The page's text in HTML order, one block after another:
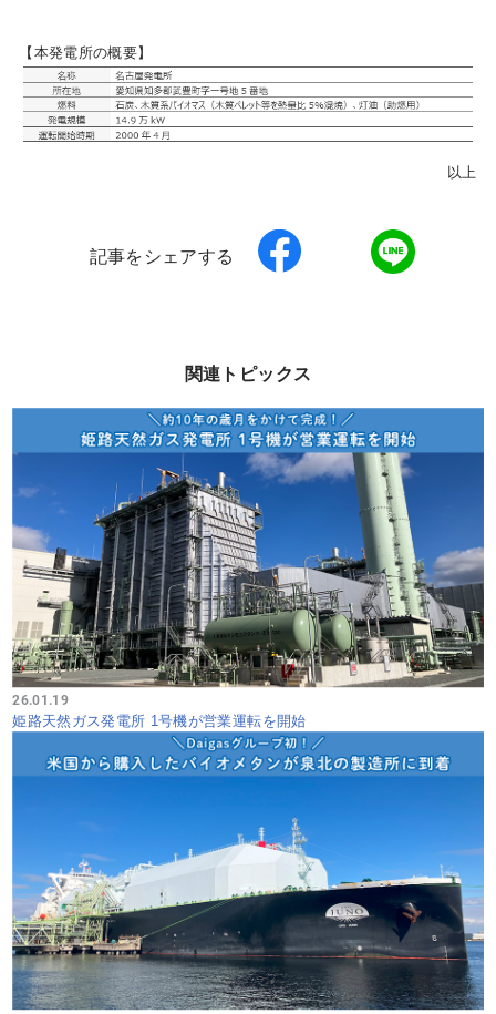
【本発電所の概要】
以上
記事をシェアする
関連トピックス
26.01.19
姫路天然ガス発電所 1号機が営業運転を開始